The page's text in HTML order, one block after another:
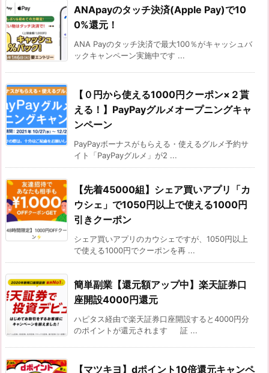
ANApayのタッチ決済(Apple Pay)で10
0%還元！
ANA Payのタッチ決済で最大100％がキャッシュバ
ックキャンペーン実施中です ...
【０円から使える1000円クーポン×２貰
える！】PayPayグルメオープニングキャ
ンペーン
PayPayボーナスがもらえる・使えるグルメ予約サ
イト「PayPayグルメ」が2 ...
【先着45000組】シェア買いアプリ「カ
ウシェ」で1050円以上で使える1000円
引きクーポン
シェア買いアプリのカウシェですが、1050円以上
で使える1000円でクーポンを再 ...
簡単副業【還元額アップ中】楽天証券口
座開設4000円還元
ハピタス経由で楽天証券口座開設すると4000円分
のポイントが還元されます 証 ...
【マツキヨ】dポイント10倍還元キャンペ